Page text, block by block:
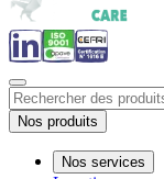
Nos produits
Nos services